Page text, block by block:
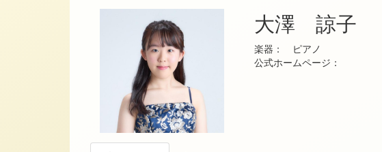
大澤 諒子
楽器： ピアノ
公式ホームページ：